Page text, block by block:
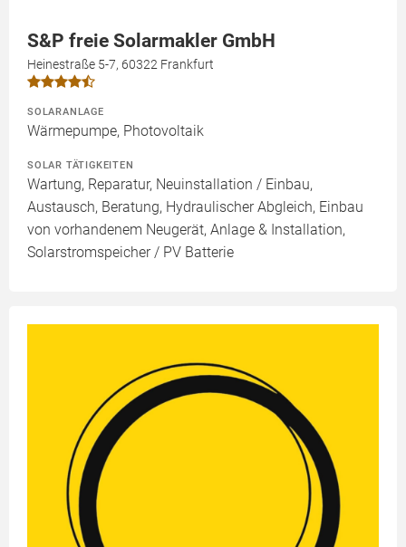
S&P freie Solarmakler GmbH
Heinestraße 5-7, 60322 Frankfurt
SOLARANLAGE
Wärmepumpe, Photovoltaik
SOLAR TÄTIGKEITEN
Wartung, Reparatur, Neuinstallation / Einbau,
Austausch, Beratung, Hydraulischer Abgleich, Einbau
von vorhandenem Neugerät, Anlage & Installation,
Solarstromspeicher / PV Batterie